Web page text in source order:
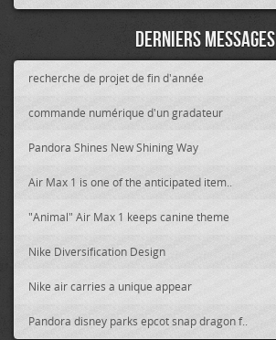
Derniers messages
recherche de projet de fin d'année
commande numérique d'un gradateur
Pandora Shines New Shining Way
Air Max 1 is one of the anticipated item..
"Animal" Air Max 1 keeps canine theme
Nike Diversification Design
Nike air carries a unique appear
Pandora disney parks epcot snap dragon f..